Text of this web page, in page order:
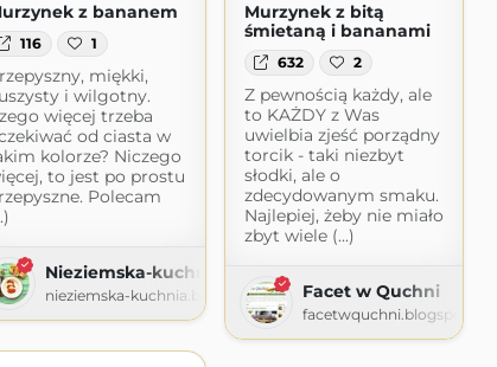
z bananem
116 1
miękki,
i wilgotny.
więcej trzeba
od ciasta w
kolorze? Niczego
to jest po prostu
Polecam
Nieziemska-kuchnia-toskaniau
nieziemska-kuchnia.blogspot.com
Murzynek z bitą
śmietaną i bananami
632 2
Z pewnością każdy, ale
to KAŻDY z Was
uwielbia zjeść porządny
torcik - taki niezbyt
słodki, ale o
zdecydowanym smaku.
Najlepiej, żeby nie miało
zbyt wiele (...)
Facet w Quchni